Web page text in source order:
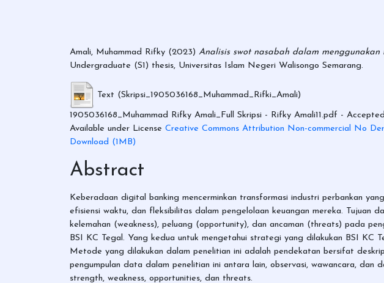
Amali, Muhammad Rifky (2023) Analisis swot nasabah dalam
Undergraduate (S1) thesis, Universitas Islam Negeri Walisongo Semarang.
Text (Skripsi_1905036168_Muhammad_Rifki_Amali)
1905036168_Muhammad Rifky Amali_Full Skripsi - Rifky Amali11.pdf -
Available under License Creative Commons Attribution Non-commercial No
Download (1MB)
Abstract
Keberadaan digital banking mencerminkan transformasi industri perbankan
efisiensi waktu, dan fleksibilitas dalam pengelolaan keuangan mereka.
kelemahan (weakness), peluang (opportunity), dan ancaman (threats) pada
BSI KC Tegal. Yang kedua untuk mengetahui strategi yang dilakukan BSI KC
Metode yang dilakukan dalam penelitian ini adalah pendekatan bersifat
pengumpulan data dalam penelitian ini antara lain, observasi, wawancara,
strength, weakness, opportunities, dan threats.